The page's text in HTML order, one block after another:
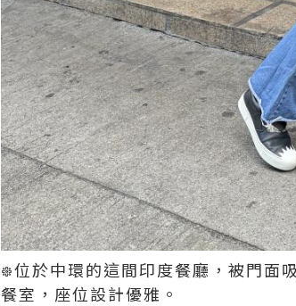
᪥位於中環的這間印度餐廳，被門面
餐室，座位設計優雅。